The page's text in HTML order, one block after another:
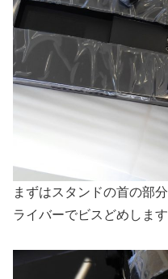
まずはスタンドの首の部
ライバーでビスどめします